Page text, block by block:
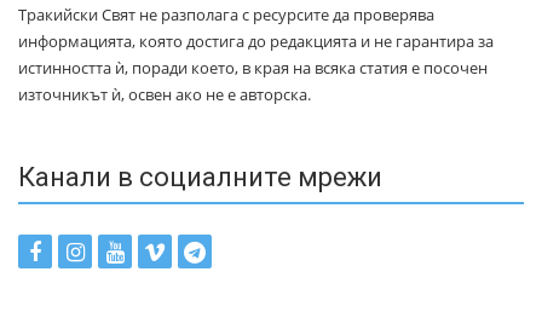
Тракийски Свят не разполага с ресурсите да проверява
информацията, която достига до редакцията и не гарантира за
истинността ѝ, поради което, в края на всяка статия е посочен
източникът ѝ, освен ако не е авторска.
Канали в социалните мрежи